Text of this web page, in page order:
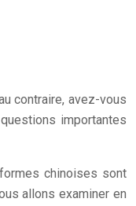
contraire, avez-vous
importantes
chinoises sont
allons examiner en